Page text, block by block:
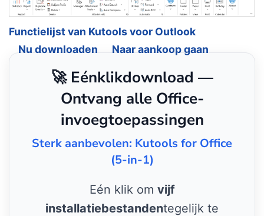
Functielijst van Kutools voor Outlook
Nu downloaden
Naar aankoop gaan
🚀 Eénklikdownload —
Ontvang alle Office-
invoegtoepassingen
Sterk aanbevolen: Kutools for Office
(5-in-1)
Eén klik om vijf
installatiebestandentegelijk te